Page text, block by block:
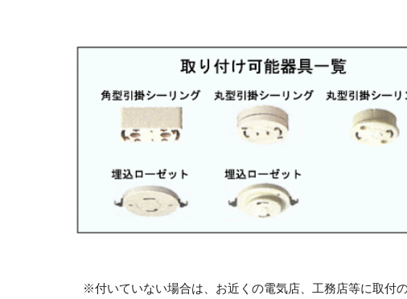
※付いていない場合は、お近くの電気店、工務店等に取付